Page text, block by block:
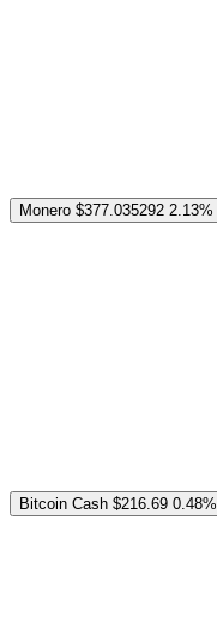
Monero $377.035292 2.13%
Bitcoin Cash $216.69 0.48%